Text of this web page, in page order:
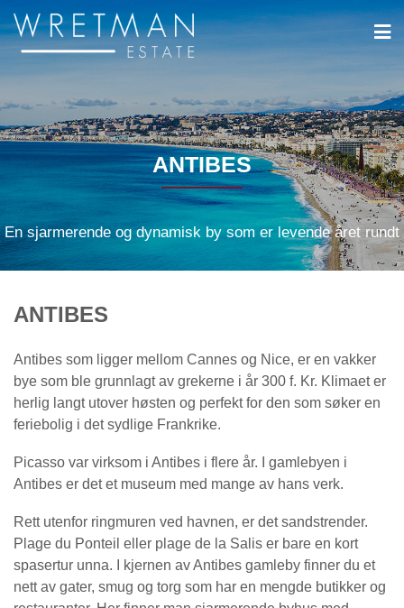
ANTIBES
En sjarmerende og dynamisk by som er levende året rundt
ANTIBES
Antibes som ligger mellom Cannes og Nice, er en vakker
bye som ble grunnlagt av grekerne i år 300 f. Kr. Klimaet er
herlig langt utover høsten og perfekt for den som søker en
feriebolig i det sydlige Frankrike.
Picasso var virksom i Antibes i flere år. I gamlebyen i
Antibes er det et museum med mange av hans verk.
Rett utenfor ringmuren ved havnen, er det sandstrender.
Plage du Ponteil eller plage de la Salis er bare en kort
spasertur unna. I kjernen av Antibes gamleby finner du et
nett av gater, smug og torg som har en mengde butikker og
Cookies management panel